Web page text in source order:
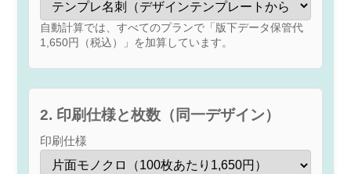
自動計算では、すべてのプランで「版下データ保管代
1,650円（税込）」を加算しています。
2. 印刷仕様と枚数（同一デザイン）
印刷仕様